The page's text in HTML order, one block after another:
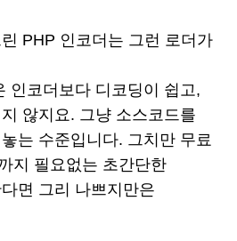
PHP 인코더는 그런 로더가
인코더 보다 디코딩이 쉽고,
않지요. 그냥 소스코드를
는 수준입니다. 그치만 무료
지 필요없는 초간단한
면 그리 나쁘지만은